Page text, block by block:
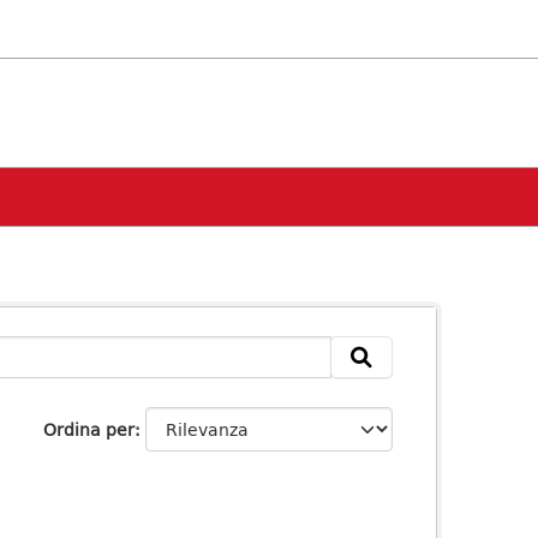
Ordina per